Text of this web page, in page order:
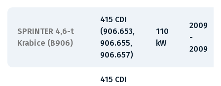
SPRINTER 4,6-t
Krabice (B906)
415 CDI
(906.653,
906.655,
906.657)
110
kW
2009
-
2009
415 CDI